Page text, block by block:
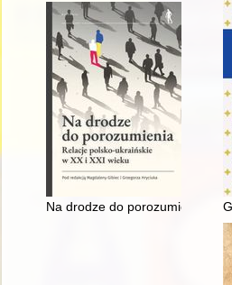
Na drodze do porozumienia :